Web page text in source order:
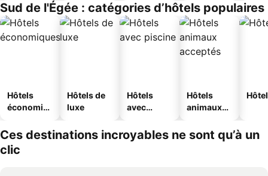
s
Sud de l'Égée : catégories d’hôtels populaires
Hôtels
économiq
Hôtels de
luxe
Hôtels
avec
Hôtels
animaux
Ces destinations incroyables ne sont qu’à un
clic